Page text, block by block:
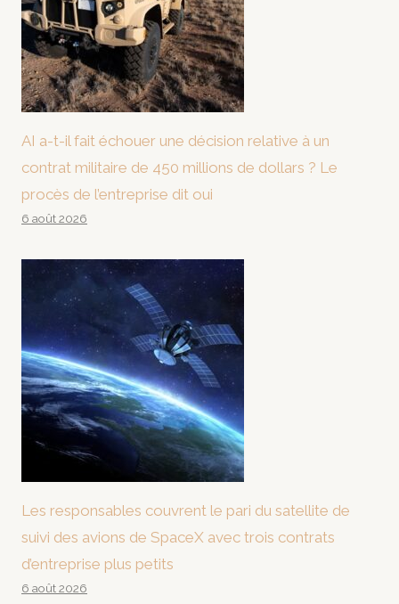
AI a-t-il fait échouer une décision relative à un
contrat militaire de 450 millions de dollars ? Le
procès de l’entreprise dit oui
6 août 2026
Les responsables couvrent le pari du satellite de
suivi des avions de SpaceX avec trois contrats
d’entreprise plus petits
6 août 2026